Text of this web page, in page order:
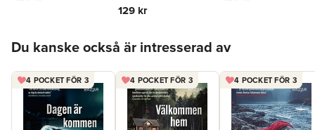
129 kr
Du kanske också är intresserad av
4 POCKET FÖR 3 4 POCKET FÖR 3 4 POCKET FÖR 3